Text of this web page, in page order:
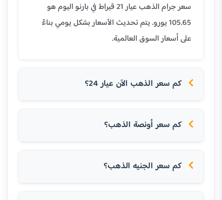
سعر جرام الذهب عيار 21 قيراط في بارنو اليوم هو
105.65 يورو. يتم تحديث الأسعار بشكل يومي بناءً
على أسعار السوق العالمية.
كم سعر الذهب الآن عيار 24؟
كم سعر أونصة الذهب؟
كم سعر الجنيه الذهب؟